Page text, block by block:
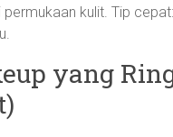
permukaan kulit. Tip
yang